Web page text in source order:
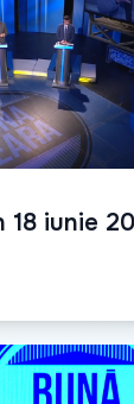
18 iunie